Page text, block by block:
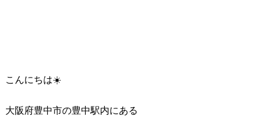
こんにちは☀️
大阪府豊中市の豊中駅内にある